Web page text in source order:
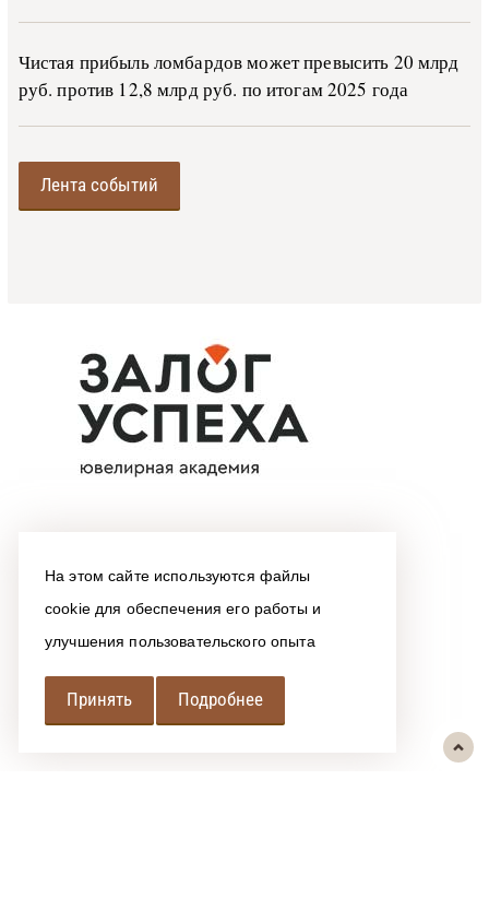
На этом сайте используются файлы
cookie для обеспечения его работы и
улучшения пользовательского опыта
Принять Подробнее
Чистая прибыль ломбардов может превысить 20 млрд
руб. против 12,8 млрд руб. по итогам 2025 года
Лента событий